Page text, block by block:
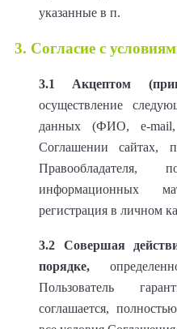
указанные в п.
3. Согласие с
3.1 Акцептом
осуществление
данных (ФИО, e-
Соглашении сайтах,
Правообладателя,
информационных
регистрация в личном
3.2
Совершая
порядке,
Пользователь
соглашается,